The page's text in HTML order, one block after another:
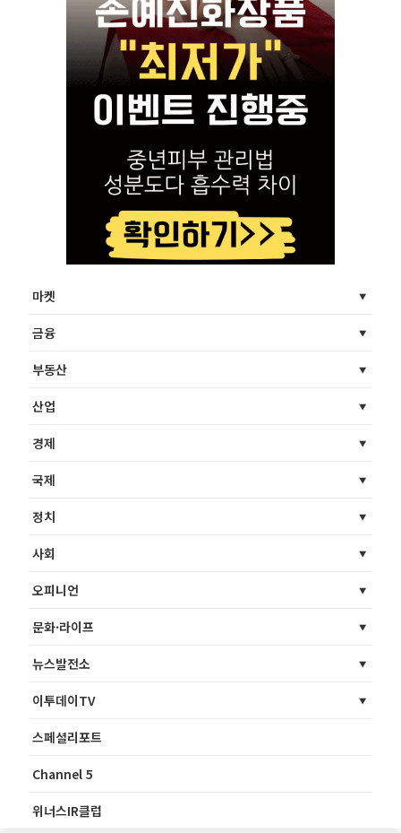
마켓
금융
부동산
산업
경제
국제
정치
사회
오피니언
문화·라이프
뉴스발전소
이투데이TV
스페셜리포트
Channel 5
위너스IR클럽